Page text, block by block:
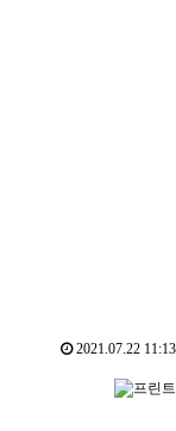
2021.07.22 11:13